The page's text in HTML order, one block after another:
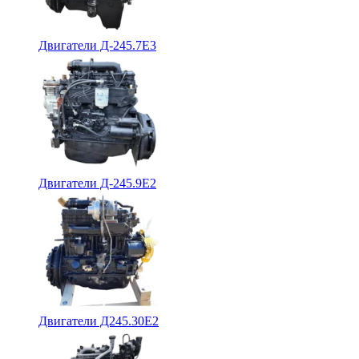
Двигатели Д-245.7Е3
Двигатели Д-245.9Е2
Двигатели Д245.30Е2